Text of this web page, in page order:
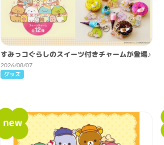
すみっコぐらしのスイーツ付きチャームが登場♪
2026/08/07
グッズ
new